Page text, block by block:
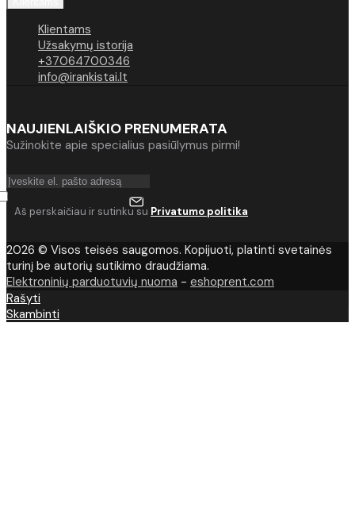
Klientams
Užsakymų istorija
+37064700346
info@irankistai.lt
NAUJIENLAIŠKIO PRENUMERATA
Sužinokite apie specialius pasiūlymus pirmi!
Aš perskaičiau ir sutinku su Privatumo politika
2026 © Visos teisės saugomos. Kopijuoti, platinti svetainės
turinį be autorių sutikimo draudžiama.
Elektroninių parduotuvių nuoma - eshoprent.com
Rašyti
Skambinti